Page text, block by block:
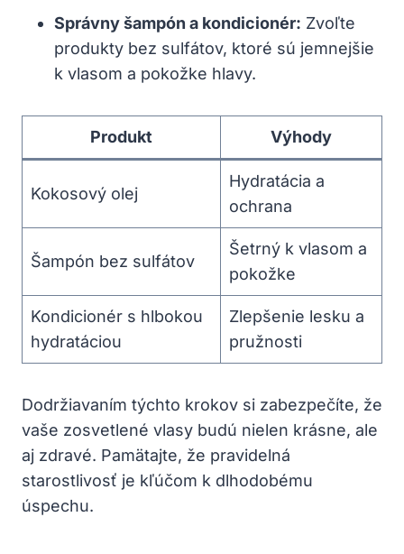
Správny šampón a kondicionér: Zvoľte
produkty bez sulfátov, ktoré sú jemnejšie
k vlasom a pokožke hlavy.
Produkt Výhody
Kokosový olej
Hydratácia a
ochrana
Šampón bez sulfátov
Šetrný k vlasom a
pokožke
Kondicionér s hlbokou
hydratáciou
Zlepšenie lesku a
pružnosti
Dodržiavaním týchto krokov si zabezpečíte, že
vaše zosvetlené vlasy budú nielen krásne, ale
aj zdravé. Pamätajte, že pravidelná
starostlivosť je kľúčom k dlhodobému
úspechu.